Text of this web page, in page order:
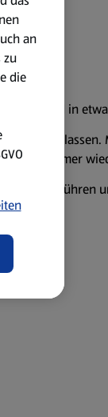
und in
anrösten
dabei immer
unterrühren
an
zu
die